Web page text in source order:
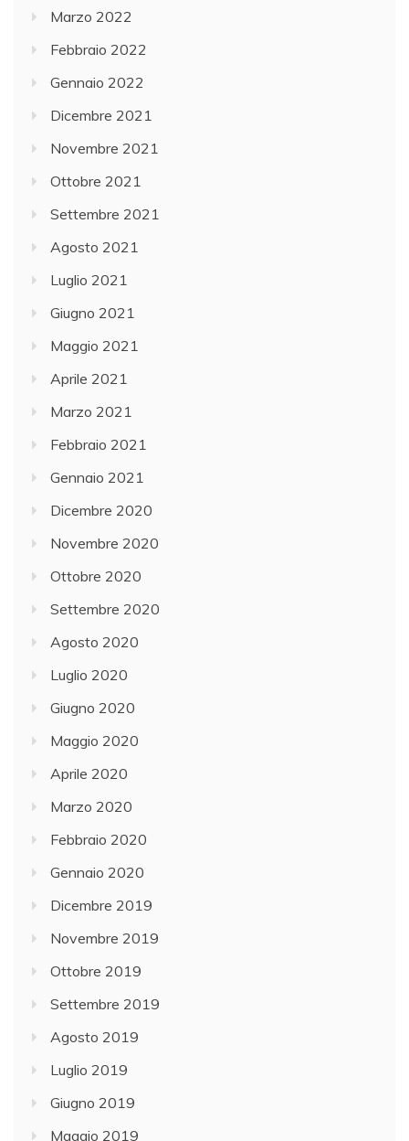
Marzo 2022
Febbraio 2022
Gennaio 2022
Dicembre 2021
Novembre 2021
Ottobre 2021
Settembre 2021
Agosto 2021
Luglio 2021
Giugno 2021
Maggio 2021
Aprile 2021
Marzo 2021
Febbraio 2021
Gennaio 2021
Dicembre 2020
Novembre 2020
Ottobre 2020
Settembre 2020
Agosto 2020
Luglio 2020
Giugno 2020
Maggio 2020
Aprile 2020
Marzo 2020
Febbraio 2020
Gennaio 2020
Dicembre 2019
Novembre 2019
Ottobre 2019
Settembre 2019
Agosto 2019
Luglio 2019
Giugno 2019
Maggio 2019